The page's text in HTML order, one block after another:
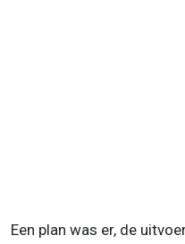
Een plan was er, de